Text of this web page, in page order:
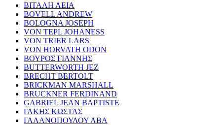
ΒΙΤΑΛΗ ΛΕΙΑ
BOVELL ANDREW
BOLOGNA JOSEPH
VON TEPL JOHANESS
VON TRIER LARS
VON HORVATH ODON
ΒΟΥΡΟΣ ΓΙΑΝΝΗΣ
BUTTERWORTH JEZ
BRECHT BERTOLT
BRICKMAN MARSHALL
BRUCKNER FERDINAND
GABRIEL JEAN BAPTISTE
ΓΑΚΗΣ ΚΩΣΤΑΣ
ΓΑΛΑΝΟΠΟΥΛΟΥ ΑΒΑ